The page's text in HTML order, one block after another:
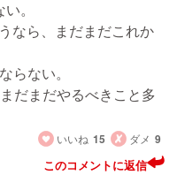
。
なら、まだまだこれか
らない。
だまだやるべきこと多
いいね 15 ダメ 9
このコメントに返信